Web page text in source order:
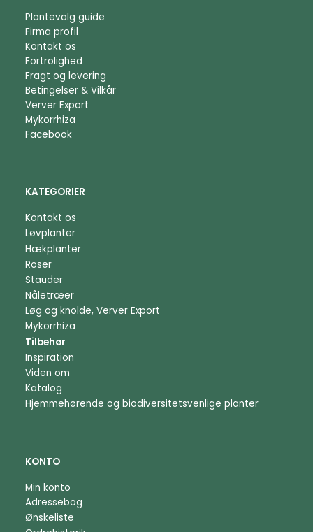
Plantevalg guide
Firma profil
Kontakt os
Fortrolighed
Fragt og levering
Betingelser & Vilkår
Verver Export
Mykorrhiza
Facebook
KATEGORIER
Kontakt os
Løvplanter
Hækplanter
Roser
Stauder
Nåletræer
Løg og knolde, Verver Export
Mykorrhiza
Tilbehør
Inspiration
Viden om
Katalog
Hjemmehørende og biodiversitetsvenlige planter
KONTO
Min konto
Adressebog
Ønskeliste